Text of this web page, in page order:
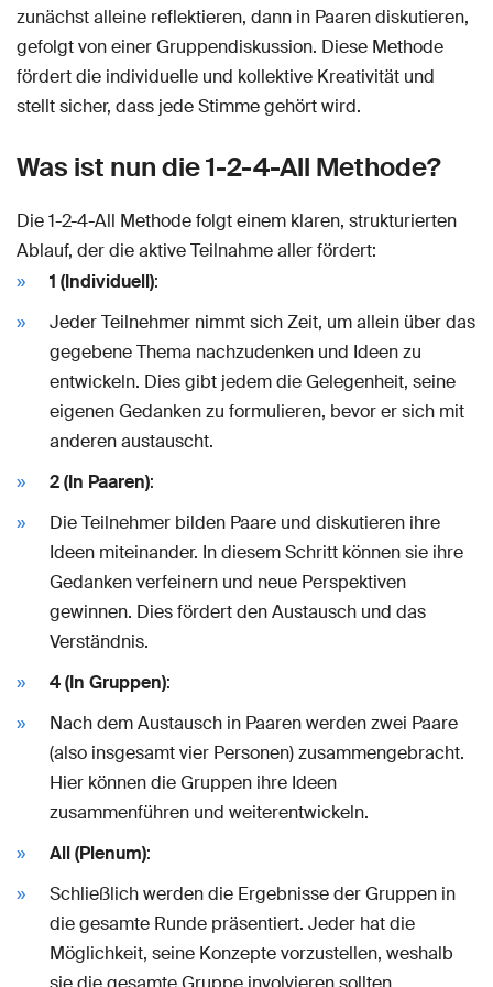
zunächst alleine reflektieren, dann in Paaren diskutieren,
gefolgt von einer Gruppendiskussion. Diese Methode
fördert die individuelle und kollektive Kreativität und
stellt sicher, dass jede Stimme gehört wird.
Was ist nun die 1-2-4-All Methode?
Die 1-2-4-All Methode folgt einem klaren, strukturierten
Ablauf, der die aktive Teilnahme aller fördert:
1 (Individuell):
Jeder Teilnehmer nimmt sich Zeit, um allein über das
gegebene Thema nachzudenken und Ideen zu
entwickeln. Dies gibt jedem die Gelegenheit, seine
eigenen Gedanken zu formulieren, bevor er sich mit
anderen austauscht.
2 (In Paaren):
Die Teilnehmer bilden Paare und diskutieren ihre
Ideen miteinander. In diesem Schritt können sie ihre
Gedanken verfeinern und neue Perspektiven
gewinnen. Dies fördert den Austausch und das
Verständnis.
4 (In Gruppen):
Nach dem Austausch in Paaren werden zwei Paare
(also insgesamt vier Personen) zusammengebracht.
Hier können die Gruppen ihre Ideen
zusammenführen und weiterentwickeln.
All (Plenum):
Schließlich werden die Ergebnisse der Gruppen in
die gesamte Runde präsentiert. Jeder hat die
Möglichkeit, seine Konzepte vorzustellen, weshalb